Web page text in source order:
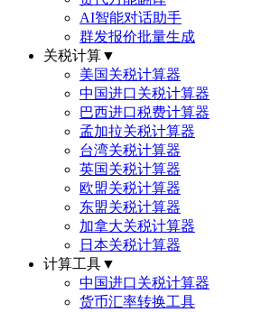
AI智能对话助手
群发报价批量生成
关税计算▼
美国关税计算器
中国进口关税计算器
巴西进口税费计算器
孟加拉关税计算器
台湾关税计算器
英国关税计算器
欧盟关税计算器
东盟关税计算器
加拿大关税计算器
日本关税计算器
计算工具▼
中国进口关税计算器
货币汇率转换工具